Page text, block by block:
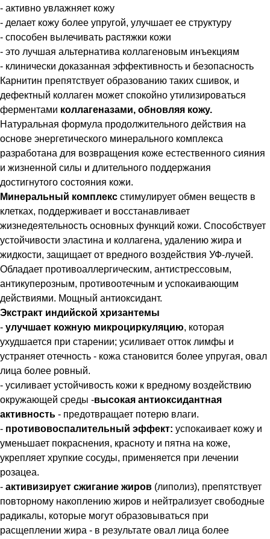
- активно увлажняет кожу
- делает кожу более упругой, улучшает ее структуру
- способен вылечивать растяжки кожи
- это лучшая альтернатива коллагеновым инъекциям
- клинически доказанная эффективность и безопасность
Карнитин препятствует образованию таких сшивок, и
дефектный коллаген может спокойно утилизироваться
ферментами коллагеназами, обновляя кожу.
Натуральная формула продолжительного действия на
основе энергетического минерального комплекса
разработана для возвращения коже естественного сияния
и жизненной силы и длительного поддержания
достигнутого состояния кожи.
Минеральный комплекс стимулирует обмен веществ в
клетках, поддерживает и восстанавливает
жизнедеятельность основных функций кожи. Способствует
устойчивости эластина и коллагена, удалению жира и
жидкости, защищает от вредного воздействия УФ-лучей.
Обладает противоаллергическим, антистрессовым,
антикуперозным, противоотечным и успокаивающим
действиями. Мощный антиоксидант.
Экстракт индийской хризантемы
- улучшает кожную микроциркуляцию, которая
ухудшается при старении; усиливает отток лимфы и
устраняет отечность - кожа становится более упругая, овал
лица более ровный.
- усиливает устойчивость кожи к вредному воздействию
окружающей среды -высокая антиоксидантная
активность - предотвращает потерю влаги.
- противовоспалительный эффект: успокаивает кожу и
уменьшает покраснения, красноту и пятна на коже,
укрепляет хрупкие сосуды, применяется при лечении
розацеа.
- активизирует сжигание жиров (липолиз), препятствует
повторному накоплению жиров и нейтрализует свободные
радикалы, которые могут образовываться при
расщеплении жира - в результате овал лица более